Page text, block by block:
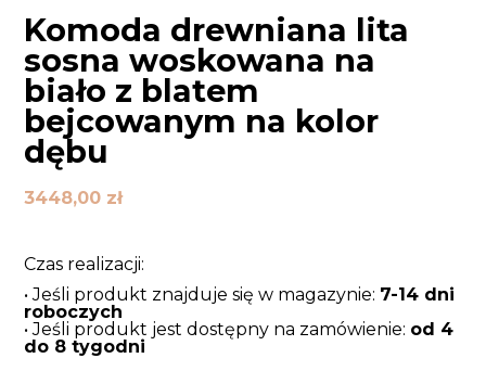
Komoda drewniana lita
sosna woskowana na
biało z blatem
bejcowanym na kolor
dębu
3448,00 zł
Czas realizacji:
• Jeśli produkt znajduje się w magazynie: 7-14 dni
roboczych
• Jeśli produkt jest dostępny na zamówienie: od 4
do 8 tygodni